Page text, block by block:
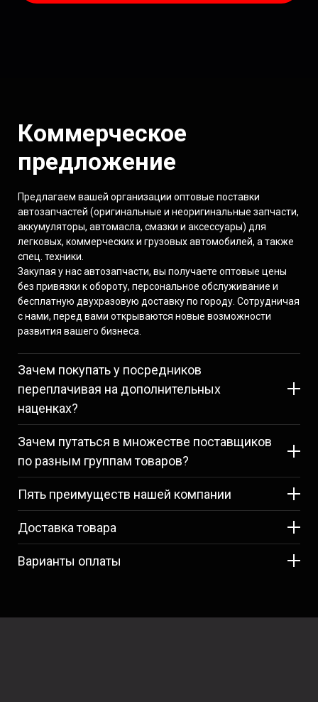
Коммерческое
предложение
Предлагаем вашей организации оптовые поставки
автозапчастей (оригинальные и неоригинальные запчасти,
аккумуляторы, автомасла, смазки и аксессуары) для
легковых, коммерческих и грузовых автомобилей, а также
спец. техники.
Закупая у нас автозапчасти, вы получаете оптовые цены
без привязки к обороту, персональное обслуживание и
бесплатную двухразовую доставку по городу. Сотрудничая
с нами, перед вами открываются новые возможности
развития вашего бизнеса.
Зачем покупать у посредников
переплачивая на дополнительных
наценках?
Зачем путаться в множестве поставщиков
по разным группам товаров?
Пять преимуществ нашей компании
Доставка товара
Варианты оплаты